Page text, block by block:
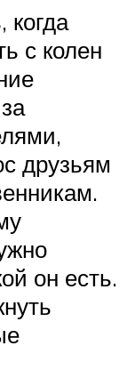
когда
с колен
друзьям
он есть.